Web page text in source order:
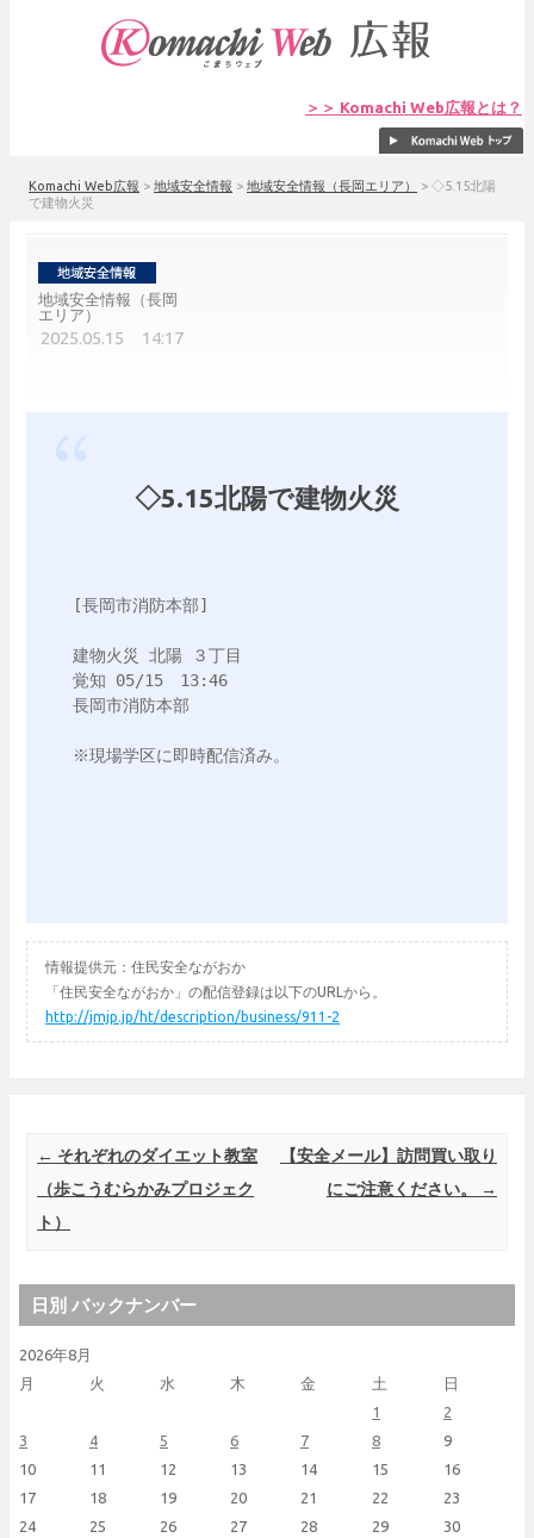
＞＞ Komachi Web広報とは？
Komachi Web広報 > 地域安全情報 > 地域安全情報（長岡エリア） > ◇5.15北陽
で建物火災
地域安全情報（長岡
エリア）
2025.05.15 14:17
◇5.15北陽で建物火災
[長岡市消防本部]
建物火災 北陽 ３丁目
覚知 05/15　13:46
長岡市消防本部
※現場学区に即時配信済み。
情報提供元：住民安全ながおか
「住民安全ながおか」の配信登録は以下のURLから。
http://jmjp.jp/ht/description/business/911-2
Post navigation
← それぞれのダイエット教室
（歩こうむらかみプロジェク
ト）
【安全メール】訪問買い取り
にご注意ください。
→
日別 バックナンバー
2026年8月
月
火 水 木 金 土 日
1
2
3
4 5 6 7 8
9
10
11 12 13 14 15
16
17
18 19 20 21 22
23
24
25 26 27 28 29
30